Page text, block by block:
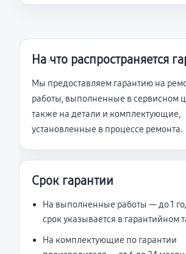
На что распространяется
Мы предоставляем гарантию на
работы, выполненные в сервисном
также на детали и комплектующие,
установленные в процессе ремонта.
Срок гарантии
На выполненные работы — до 1
срок указывается в гарантийном
На комплектующие по гарантии